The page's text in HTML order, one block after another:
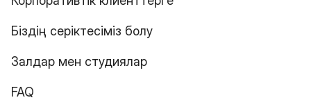
Біздің серіктесіміз болу
Залдар мен студиялар
FAQ